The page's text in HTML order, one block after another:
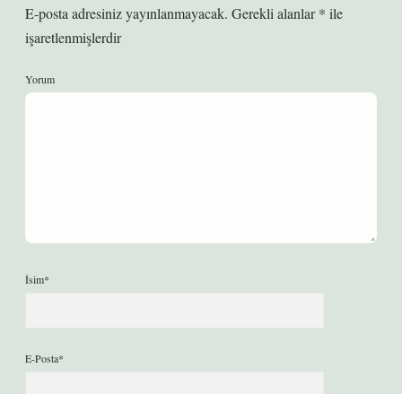
E-posta adresiniz yayınlanmayacak. Gerekli alanlar* ile
işaretlenmişlerdir
Yorum
İsim*
E-Posta*